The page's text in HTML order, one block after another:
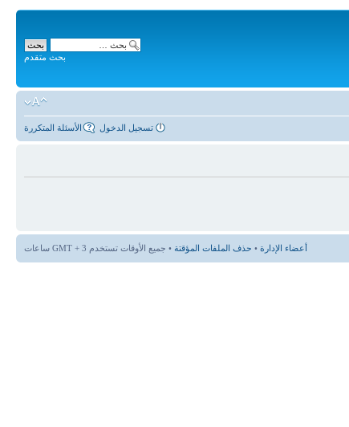
بحث متقدم
الأسئلة المتكررة تسجيل الدخول
أعضاء الإدارة • حذف الملفات المؤقتة • جميع الأوقات تستخدم GMT + 3 ساعات